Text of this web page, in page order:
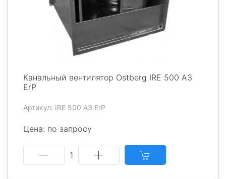
Канальный вентилятор Ostberg IRE 500 A3
ErP
Артикул: IRE 500 A3 ErP
Цена: по запросу
1